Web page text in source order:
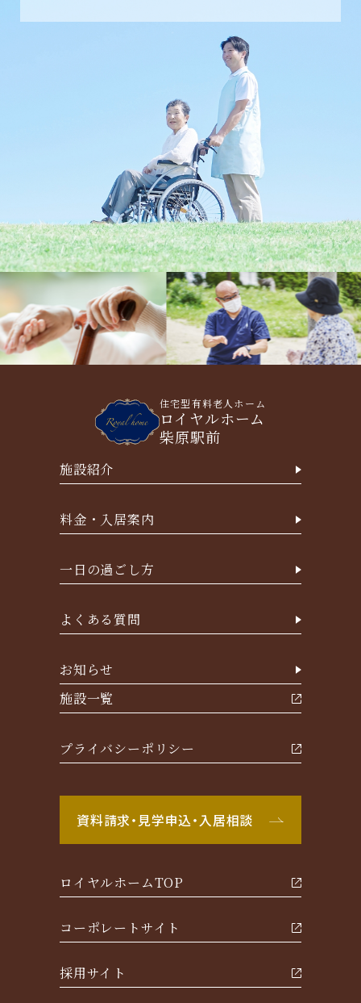
住宅型有料老人ホーム
ロイヤルホーム
柴原駅前
資料請求・見学申込・入居相談
ロイヤルホームTOP
コーポレートサイト
採用サイト
施設紹介
料金・入居案内
一日の過ごし方
よくある質問
お知らせ
施設一覧
プライバシーポリシー